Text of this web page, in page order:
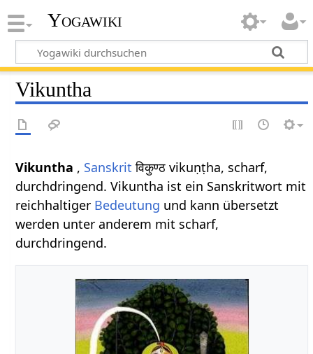
Yogawiki
Vikuntha
Vikuntha , Sanskrit विकुण्ठ vikuṇṭha, scharf,
durchdringend. Vikuntha ist ein Sanskritwort mit
reichhaltiger Bedeutung und kann übersetzt
werden unter anderem mit scharf,
durchdringend.